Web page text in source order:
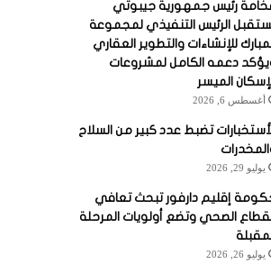
رئيس جمهورية جيبوتي
الرئيس التنفيذي لمجموعة
للإنشاءات والتطوير العقاري
دعمه الكامل لمشروعات
الميسر
أغسطس 6, 2026
تضبط عدد كبير من السلاح
يوليو 29, 2026
إقليم دارفور تبحث تعافي
الصحي وتضع أولويات المرحلة
يوليو 26, 2026